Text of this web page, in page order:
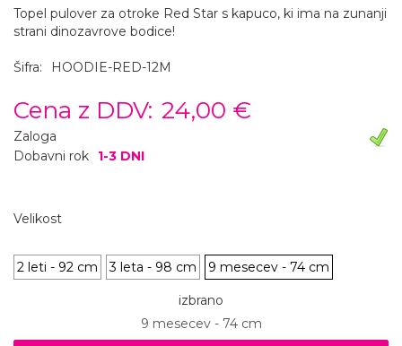
Topel pulover za otroke Red Star s kapuco, ki ima na zunanji
strani dinozavrove bodice!
Šifra: HOODIE-RED-12M
Cena z DDV: 24,00 €
Zaloga
Dobavni rok
1-3 DNI
Velikost
2 leti - 92 cm 3 leta - 98 cm 9 mesecev - 74 cm
izbrano
9 mesecev - 74 cm